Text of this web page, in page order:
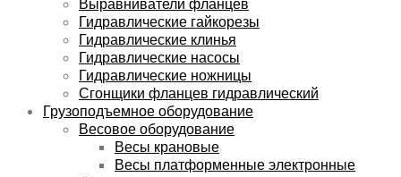
Гидравлические гайкорезы
Гидравлические клинья
Гидравлические насосы
Гидравлические ножницы
Сгонщики фланцев гидравлический
Грузоподъемное оборудование
Весовое оборудование
Весы крановые
Весы платформенные электронные